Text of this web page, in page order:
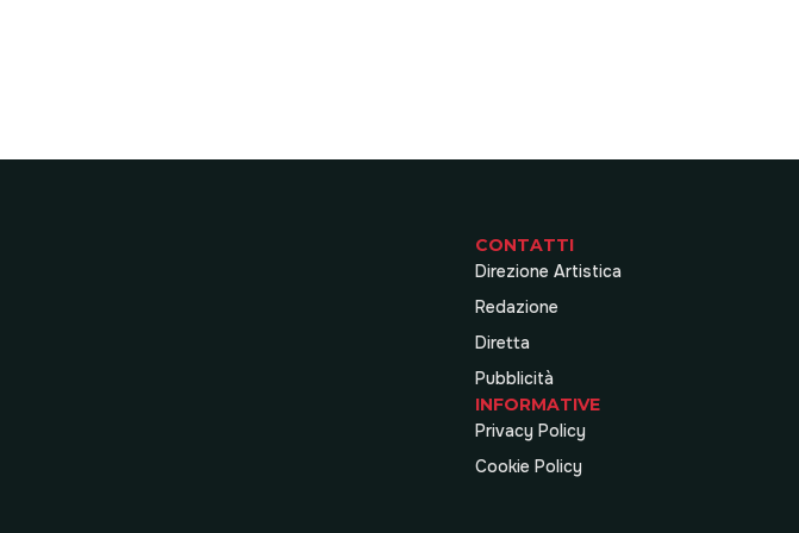
CONTATTI
Direzione Artistica
Redazione
Diretta
Pubblicità
INFORMATIVE
Privacy Policy
Cookie Policy